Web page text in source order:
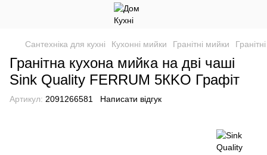
Сантехніка для кухні Кухонні мийки Гранітні мийки
Гранітна кухона мийка на дві чаші
Sink Quality FERRUM 5КKО Графіт
Артикул: 2091266581 Написати відгук